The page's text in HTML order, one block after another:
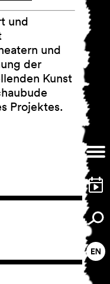
und
und
der
Kunst
Projektes.